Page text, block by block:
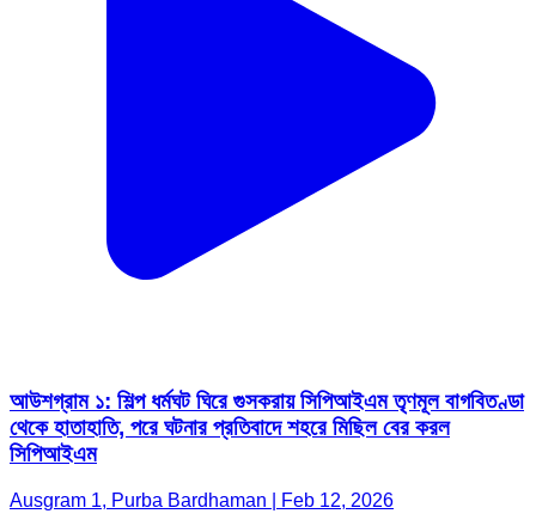
আউশগ্রাম ১: শিল্প ধর্মঘট ঘিরে গুসকরায় সিপিআইএম তৃণমূল বাগবিতণ্ডা
থেকে হাতাহাতি, পরে ঘটনার প্রতিবাদে শহরে মিছিল বের করল
সিপিআইএম
Ausgram 1, Purba Bardhaman | Feb 12, 2026